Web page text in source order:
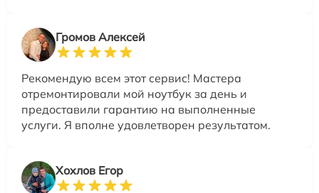
Громов Алексей
Рекомендую всем этот сервис! Мастера
отремонтировали мой ноутбук за день и
предоставили гарантию на выполненные
услуги. Я вполне удовлетворен результатом.
Хохлов Егор